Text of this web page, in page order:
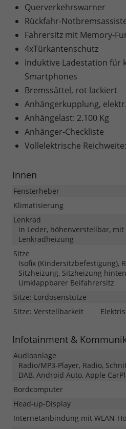
Querverkehrswarner
Rückfahr-
Fahrersitz mit Memory-
4xTürkantenschutz
Induktive Ladestation für
Smartphones
Bremssättel, rot lackiert
Anhängerkupplung,
Anhängelast: 2.100 Kg
Anhänger-Checkliste
Vollelektrische
Innen
Fensterheber
Klimatisierung
Lenkrad
in Leder, höhenverstellbar,
Lenkradheizung
Sitze
Isofix (Kindersitzbefestigung),
Sitzheizung, Sitzheizung
Umklappbarer Beifahrersitz
Sitze: Lordosenstütze
Sitze: Verstellbarkeit
Infotainment &
Audioanlage
Radio/MP3-Player, Radio,
DAB, Android Auto, Apple
Bordcomputer
Head-up-Display
Internetanbindung mit WLAN-